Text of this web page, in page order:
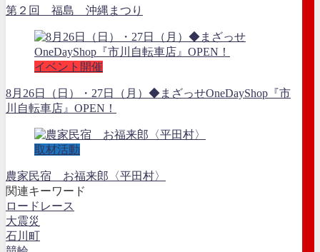
第２回 福島 沖縄まつり
イベント開催
8月26日（日）・27日（月）◆まざっせOneDayShop『市
川自転車店』OPEN！
取材活動
農家民宿 お福来郎〈平田村〉
関連キーワード
ロードレース
大震災
石川町